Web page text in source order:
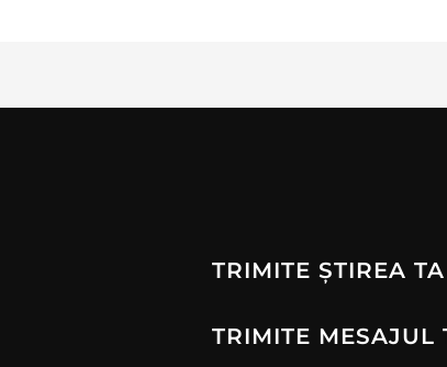
TRIMITE ȘTIREA TA
TRIMITE MESAJUL